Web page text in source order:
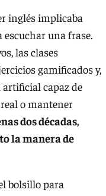
inglés implicaba
escuchar una frase.
las clases
gamificados y,
capaz de
o mantener
dos décadas,
la manera de
bolsillo para